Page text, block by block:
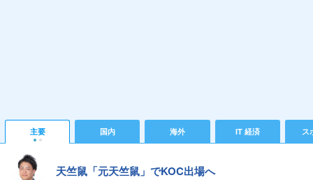
主要 国内 海外 IT 経済 ス
天竺鼠「元天竺鼠」でKOC出場へ